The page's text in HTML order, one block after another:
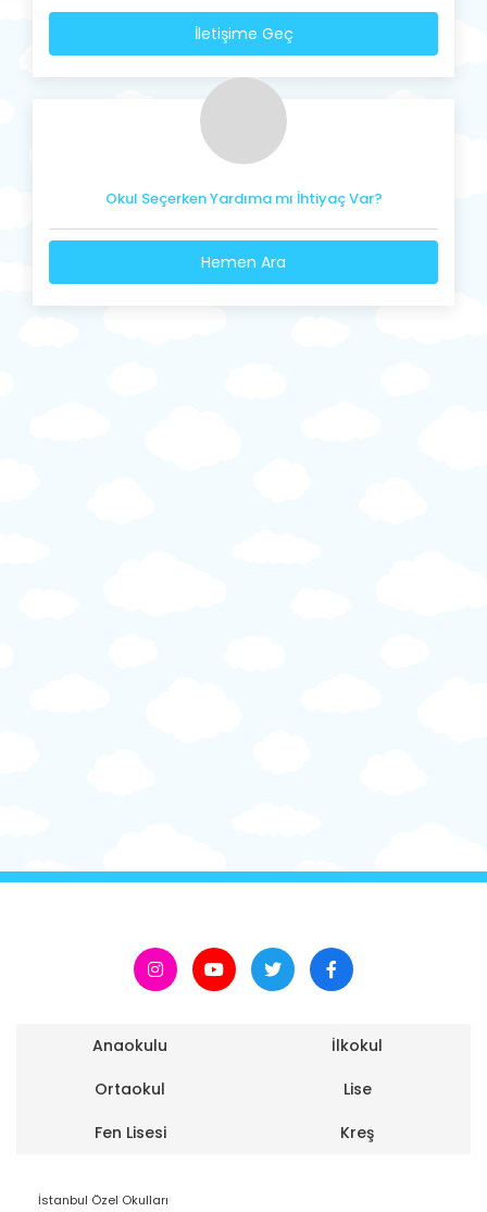
İletişime Geç
Okul Seçerken Yardıma mı İhtiyaç Var?
Hemen Ara
Anaokulu
İlkokul
Ortaokul
Lise
Fen Lisesi
Kreş
İstanbul Özel Okulları